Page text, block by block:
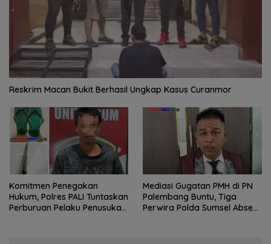
Reskrim Macan Bukit Berhasil Ungkap Kasus Curanmor
Komitmen Penegakan
Hukum, Polres PALI Tuntaskan
Perburuan Pelaku Penusukan
Mediasi Gugatan PMH di PN
Palembang Buntu, Tiga
Perwira Polda Sumsel Absen,